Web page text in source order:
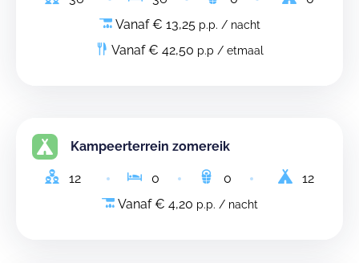
Vanaf € 13,25 p.p. / nacht
Vanaf € 42,50 p.p / etmaal
Kampeerterrein zomereik
12 0 0
12
Vanaf € 4,20 p.p. / nacht